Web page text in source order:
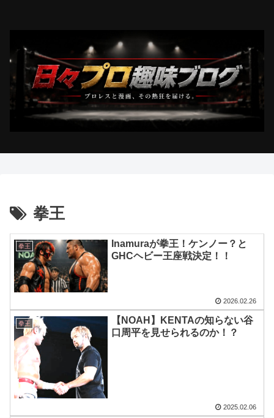
拳王
拳王
Inamuraが拳王！ケンノー？と
GHCヘビー王座戦決定！！
2026.02.26
拳王
【NOAH】KENTAの知らない谷
口周平を見せられるのか！？
2025.02.06